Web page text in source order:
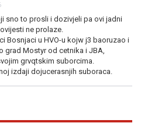
sno to prosli i dozivjeli pa ovi jadni
ne prolaze.
Bosnjaci u HVO-u kojw j3 baoruzao i
Mostyr od cetnika i JBA,
grvqtskim suborcima.
izdaji dojucerasnjih suboraca.